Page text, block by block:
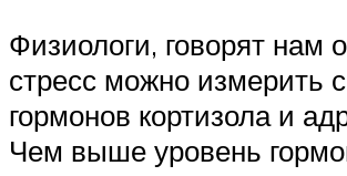
Физиологи, говорят нам
стресс можно измерить
гормонов кортизола и
Чем выше уровень